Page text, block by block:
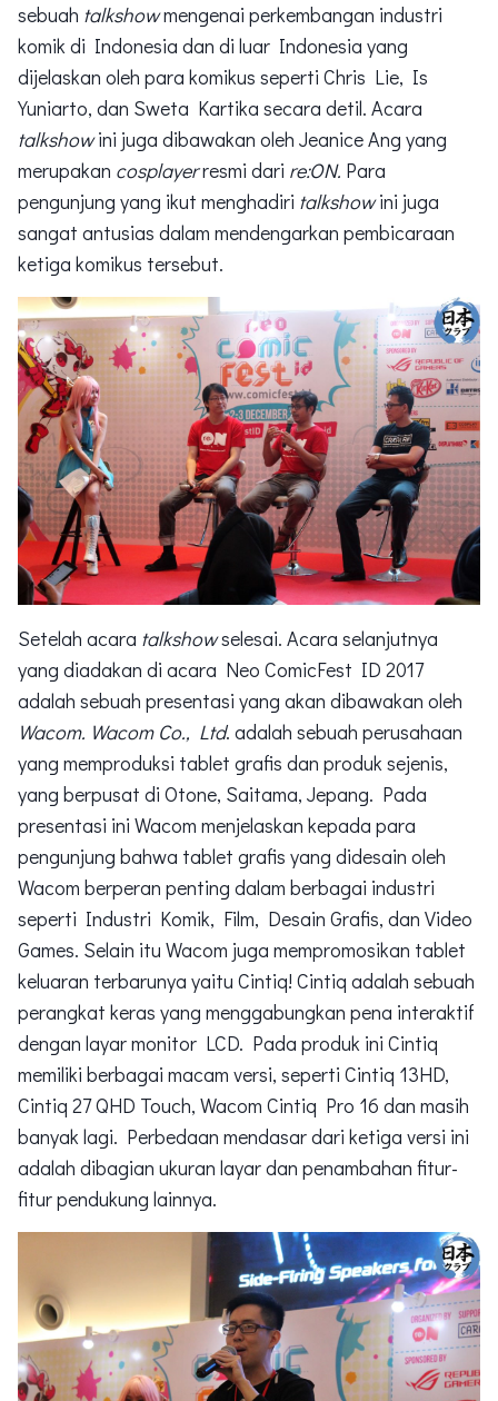
sebuah talkshowmengenai perkembangan industri
komik di Indonesia dan di luar Indonesia yang
dijelaskan oleh para komikus seperti Chris Lie, Is
Yuniarto, dan Sweta Kartika secara detil. Acara
talkshowini juga dibawakan oleh Jeanice Ang yang
merupakan cosplayerresmi dari re:ON. Para
pengunjung yang ikut menghadiri talkshowini juga
sangat antusias dalam mendengarkan pembicaraan
ketiga komikus tersebut.
Setelah acara talkshowselesai. Acara selanjutnya
yang diadakan di acara Neo ComicFest ID 2017
adalah sebuah presentasi yang akan dibawakan oleh
Wacom. Wacom Co., Ltd. adalah sebuah perusahaan
yang memproduksi tablet grafis dan produk sejenis,
yang berpusat di Otone, Saitama, Jepang. Pada
presentasi ini Wacom menjelaskan kepada para
pengunjung bahwa tablet grafis yang didesain oleh
Wacom berperan penting dalam berbagai industri
seperti Industri Komik, Film, Desain Grafis, dan Video
Games. Selain itu Wacom juga mempromosikan tablet
keluaran terbarunya yaitu Cintiq! Cintiq adalah sebuah
perangkat keras yang menggabungkan pena interaktif
dengan layar monitor LCD. Pada produk ini Cintiq
memiliki berbagai macam versi, seperti Cintiq 13HD,
Cintiq 27 QHD Touch, Wacom Cintiq Pro 16 dan masih
banyak lagi. Perbedaan mendasar dari ketiga versi ini
adalah dibagian ukuran layar dan penambahan fitur-
fitur pendukung lainnya.